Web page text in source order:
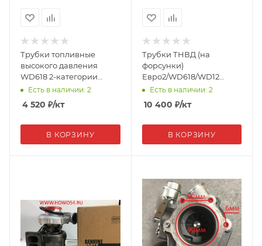
Трубки топливные
высокого давления
WD618 2-категории
612600081310/61800080054
Есть в наличии: 2
4 520 ₽/кт
В КОРЗИНУ
Трубки ТНВД (на
форсунки)
Евро2/WD618/WD12
(комплект) 61800080054
Креатек CK8439
Есть в наличии: 2
10 400 ₽/кт
В КОРЗИНУ